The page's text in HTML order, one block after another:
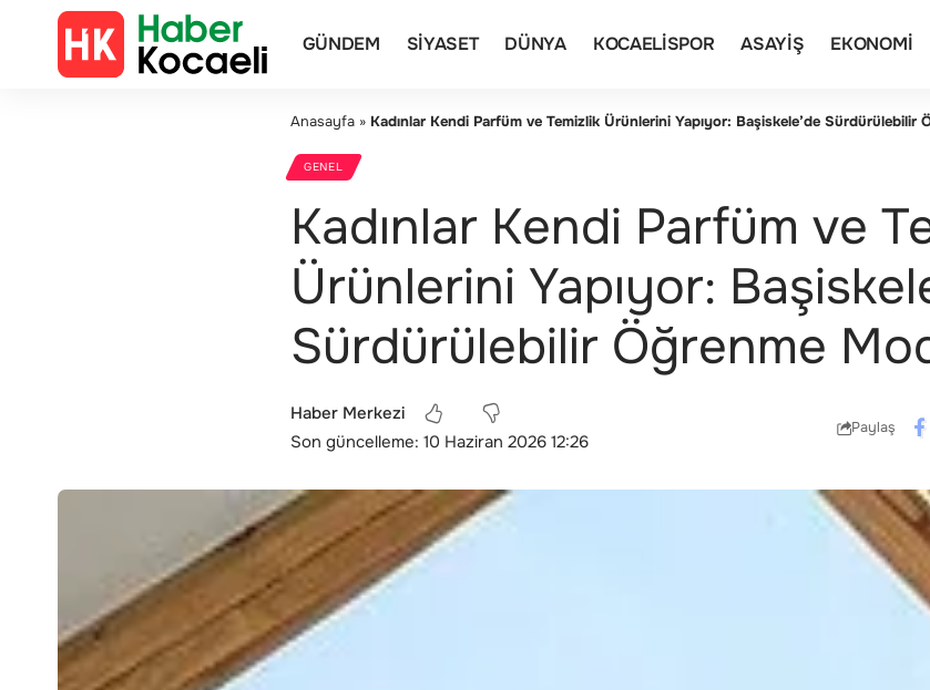
GÜNDEM SIYASET DÜNYA KOCAELISPOR ASAYIŞ EKONOMI
Anasayfa » Kadınlar Kendi Parfüm ve Temizlik Ürünlerini Yapıyor: Başiskele’de Sürdürülebilir
GENEL
Kadınlar Kendi Parfüm ve
Ürünlerini Yapıyor:
Sürdürülebilir Öğrenme
Son güncelleme: 10 Haziran 2026 12:26
Haber Merkezi
Paylaş